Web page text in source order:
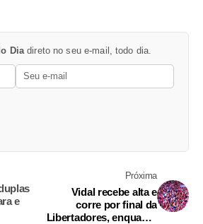
Diadireto no seu e-mail, todo dia.
Próxima
Vidal recebe alta e
corre por final da
Libertadores, enquanto